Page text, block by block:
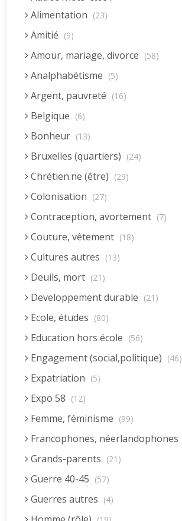
Alimentation (23)
Amitié (9)
Amour, mariage, divorce (58)
Analphabétisme (5)
Argent, pauvreté (16)
Belgique (6)
Bonheur (13)
Bruxelles (quartiers) (24)
Chrétien.ne (être) (29)
Colonisation (27)
Contraception, avortement (7)
Couture, vêtement (18)
Cultures autres (13)
Deuils, mort (21)
Developpement durable (21)
Ecole, études (80)
Education hors école (56)
Engagement (social,politique) (46)
Expatriation (5)
Expo 58 (12)
Femme, féminisme (99)
Francophones, néerlandophones
Grands-parents (21)
Guerre 40-45 (57)
Guerres autres (4)